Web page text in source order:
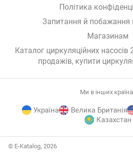
Політика
Запитання й побажання
Магазинам
Каталог циркуляційних насосів
продажів, купити
Ми в інших
Україна Велика Британія
Казахстан
© E-Katalog, 2026